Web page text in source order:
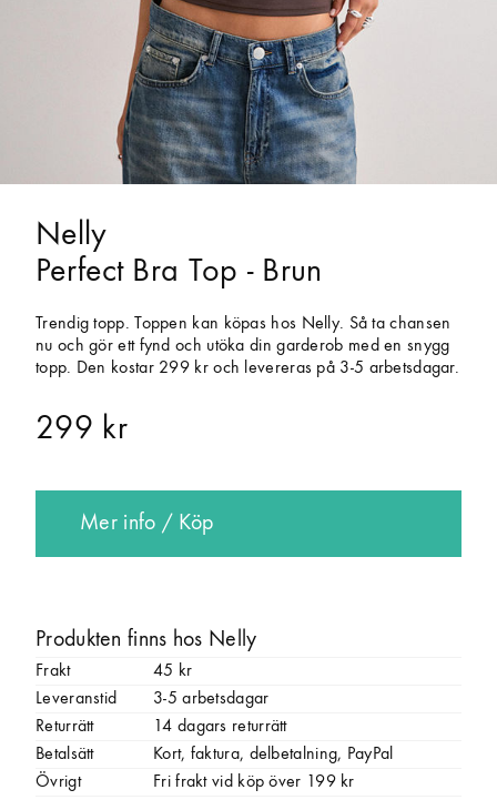
Nelly
Perfect Bra Top - Brun
Trendig topp. Toppen kan köpas hos Nelly. Så ta chansen
nu och gör ett fynd och utöka din garderob med en snygg
topp. Den kostar 299 kr och levereras på 3-5 arbetsdagar.
299 kr
Mer info / Köp
Produkten finns hos Nelly
Frakt
45 kr
Leveranstid
3-5 arbetsdagar
Returrätt
14 dagars returrätt
Betalsätt
Kort, faktura, delbetalning, PayPal
Övrigt
Fri frakt vid köp över 199 kr